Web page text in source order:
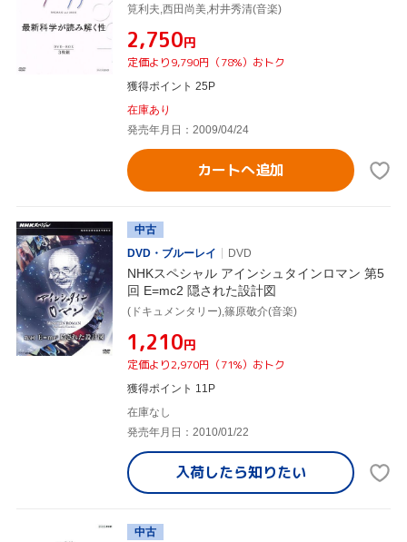
筧利夫,西田尚美,村井秀清(音楽)
¥2,750円
定価より9,790円（78%）おトク
獲得ポイント 25P
在庫あり
発売年月日：2009/04/24
カートへ追加
中古
DVD・ブルーレイ
DVD
NHKスペシャル アインシュタインロマン 第5
回 E=mc2 隠された設計図
(ドキュメンタリー),篠原敬介(音楽)
¥1,210円
定価より2,970円（71%）おトク
獲得ポイント 11P
在庫なし
発売年月日：2010/01/22
入荷したら知りたい
中古